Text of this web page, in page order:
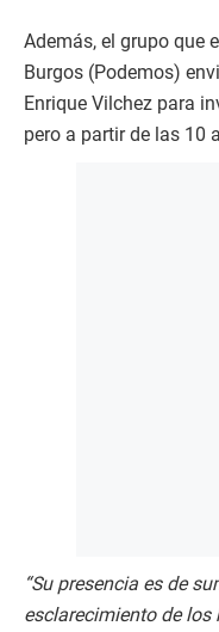
Además, el grupo que
Burgos (Podemos)
Enrique Vilchez para
pero a partir de las 10
“Su presencia es de
esclarecimiento de los